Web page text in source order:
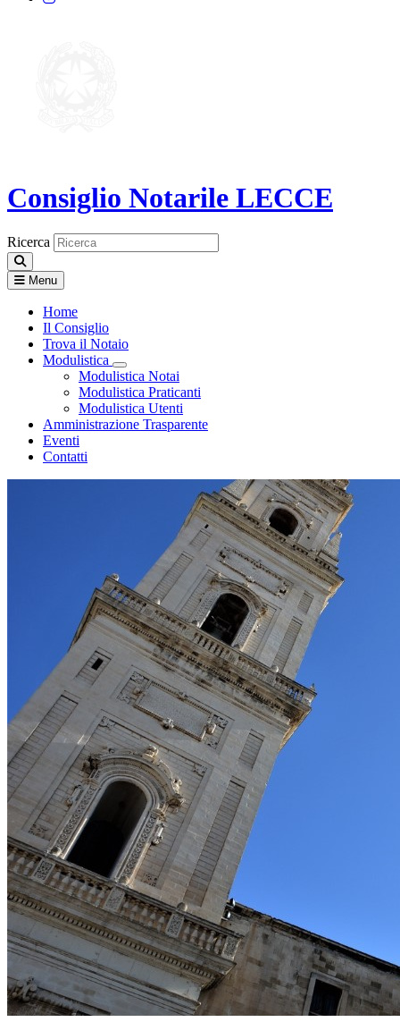
Consiglio Notarile LECCE
Ricerca
Menu
Home
Il Consiglio
Trova il Notaio
Modulistica
Visualizza menù di secondo livello
Modulistica Notai
Modulistica Praticanti
Modulistica Utenti
Amministrazione Trasparente
Eventi
Contatti